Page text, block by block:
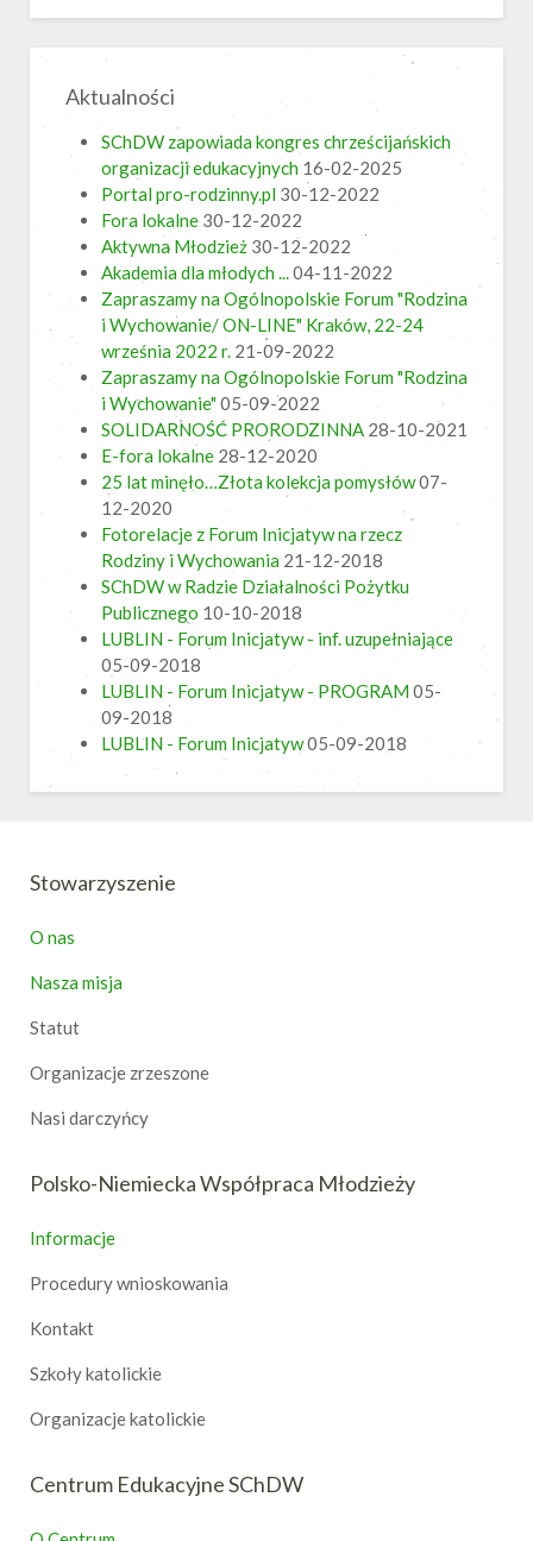
Aktualności
SChDW zapowiada kongres chrześcijańskich
organizacji edukacyjnych 16-02-2025
Portal pro-rodzinny.pl 30-12-2022
Fora lokalne 30-12-2022
Aktywna Młodzież 30-12-2022
Akademia dla młodych ...04-11-2022
Zapraszamy na Ogólnopolskie Forum "Rodzina
i Wychowanie/ ON-LINE" Kraków, 22-24
września 2022 r. 21-09-2022
Zapraszamy na Ogólnopolskie Forum "Rodzina
i Wychowanie" 05-09-2022
SOLIDARNOŚĆ PRORODZINNA 28-10-2021
E-fora lokalne 28-12-2020
25 lat minęło…Złota kolekcja pomysłów07-
12-2020
Fotorelacje z Forum Inicjatyw na rzecz
Rodziny i Wychowania 21-12-2018
SChDW w Radzie Działalności Pożytku
Publicznego 10-10-2018
LUBLIN - Forum Inicjatyw - inf. uzupełniające
05-09-2018
LUBLIN - Forum Inicjatyw - PROGRAM 05-
09-2018
LUBLIN - Forum Inicjatyw05-09-2018
Stowarzyszenie
O nas
Nasza misja
Statut
Organizacje zrzeszone
Nasi darczyńcy
Polsko-Niemiecka Współpraca Młodzieży
Informacje
Procedury wnioskowania
Kontakt
Szkoły katolickie
Organizacje katolickie
Centrum Edukacyjne SChDW